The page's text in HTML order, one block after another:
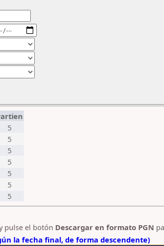
5
5
5
5
5
5
5
pulse el botón Descargar en formato PGN
la fecha final, de forma descendente)